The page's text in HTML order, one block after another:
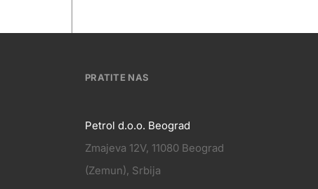
PRATITE NAS
PRATITE
Petrol d.o.o. Beograd
Zmajeva 12V, 11080 Beograd
(Zemun), Srbija